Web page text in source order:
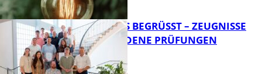
Bildung
NEUE AZUBIS BEGRÜSST – ZEUGNISSE F
ÜR BESTANDENE PRÜFUNGEN